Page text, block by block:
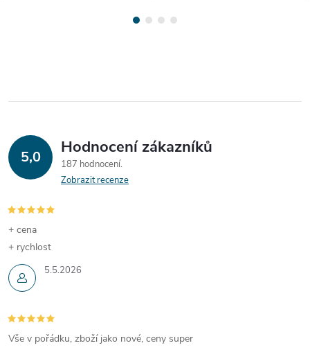
5,0 Hodnocení zákazníků
187 hodnocení
Zobrazit recenze
5.5.2026
+ cena
+ rychlost
Vše v pořádku, zboží jako nové, ceny super